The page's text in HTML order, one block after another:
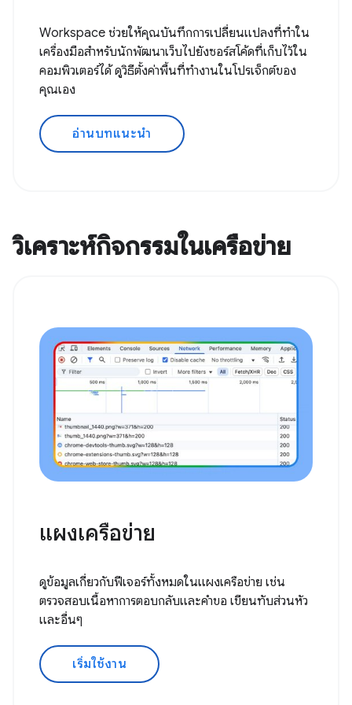
Workspace ช่วยให้คุณบันทึกการเปลี่ยนแปลงที่ทำใน
เครื่องมือสำหรับนักพัฒนาเว็บไปยังซอร์สโค้ดที่เก็บไว้ใน
คอมพิวเตอร์ได้ ดูวิธีตั้งค่าพื้นที่ทํางานในโปรเจ็กต์ของ
คุณเอง
อ่านบทแนะนำ
วิเคราะห์กิจกรรมในเครือข่าย
แผงเครือข่าย
ดูข้อมูลเกี่ยวกับฟีเจอร์ทั้งหมดในแผงเครือข่าย เช่น
ตรวจสอบเนื้อหาการตอบกลับและคำขอ เขียนทับส่วนหัว
และอื่นๆ
เริ่มใช้งาน